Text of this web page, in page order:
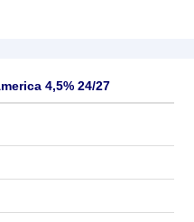
4,5% 24/27